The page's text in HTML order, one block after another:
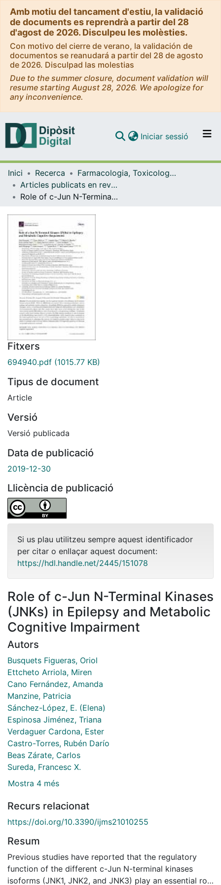
Amb motiu del tancament d'estiu, la validació
de documents es reprendrà a partir del 28
d'agost de 2026. Disculpeu les molèsties.
Con motivo del cierre de verano, la validación de
documentos se reanudará a partir del 28 de agosto
de 2026. Disculpad las molestias
Due to the summer closure, document validation will
resume starting August 28, 2026. We apologize for
any inconvenience.
Navega per tot el DD
Iniciar sessió (current)
Inici Recerca
Farmacologia, Toxicologia i Química Terapèutica
Articles publicats en revistes (Farmacologia, Toxicologia i Química Terapèutica)
Role of c-Jun N-Terminal Kinases (JNKs) in Epilepsy and Metabolic Cognitive Impairment
Fitxers
694940.pdf (1015.77 KB)
Tipus de document
Article
Versió
Versió publicada
Data de publicació
2019-12-30
Llicència de publicació
Si us plau utilitzeu sempre aquest identificador
per citar o enllaçar aquest document:
https://hdl.handle.net/2445/151078
Role of c-Jun N-Terminal Kinases
(JNKs) in Epilepsy and Metabolic
Cognitive Impairment
Autors
Busquets Figueras, Oriol
Ettcheto Arriola, Miren
Cano Fernández, Amanda
Manzine, Patricia
Sánchez-López, E. (Elena)
Espinosa Jiménez, Triana
Verdaguer Cardona, Ester
Castro-Torres, Rubén Darío
Beas Zárate, Carlos
Sureda, Francesc X.
Mostra 4 més
Recurs relacionat
https://doi.org/10.3390/ijms21010255
Resum
Previous studies have reported that the regulatory
function of the different c-Jun N-terminal kinases
isoforms (JNK1, JNK2, and JNK3) play an essential role